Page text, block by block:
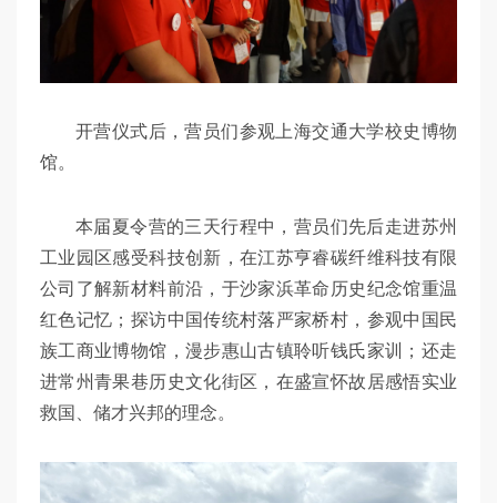
开营仪式后，营员们参观上海交通大学校史博物
馆。
本届夏令营的三天行程中，营员们先后走进苏州
工业园区感受科技创新，在江苏亨睿碳纤维科技有限
公司了解新材料前沿，于沙家浜革命历史纪念馆重温
红色记忆；探访中国传统村落严家桥村，参观中国民
族工商业博物馆，漫步惠山古镇聆听钱氏家训；还走
进常州青果巷历史文化街区，在盛宣怀故居感悟实业
救国、储才兴邦的理念。